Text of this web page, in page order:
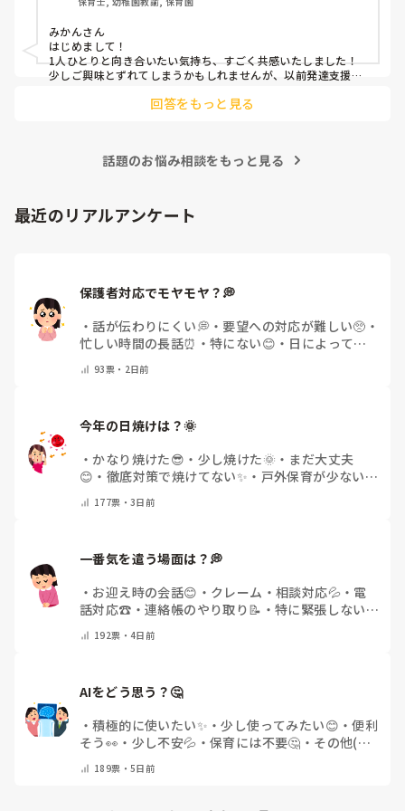
・福利厚生
など、、。
実際働いていている方の声を聞かせていただきたいです！
みかんさん
はじめまして！
1人ひとりと向き合いたい気持ち、すごく共感いたしました！
少しご興味とずれてしまうかもしれませんが、以前発達支援を
そこは集団ではなく個別指導でしたので70分ごとに入れ替わ
が多くなります。
ただ自分でそのお子様の好みの遊びを考えたり発達を促す遊び
時間に応じて社会保険に入れるところもありますね。
固定のご家庭と繋がれると良いと思います。
病児保育なども良いかもしれません。
もし少しでも参考になれば嬉しいです。
回答をもっと見る
話題のお悩み相談をもっと見る
最近のリアルアンケート
保護者対応でモヤモヤ？💭
・話が伝わりにくい💭 ・ 要望への対応が難しい🥺 ・
忙しい時間の長話⏰ ・ 特にない😊 ・ 日によって違
93票・ 2日前
今年の日焼けは？🌞
・ かなり焼けた😎 ・ 少し焼けた🌞 ・ まだ大丈夫
😊 ・ 徹底対策で焼けてない✨ ・ 戸外保育が少ない
177票・3日前
一番気を遣う場面は？💭
・ お迎え時の会話😊 ・ クレーム・相談対応💦 ・ 電
話対応☎️ ・ 連絡帳のやり取り📝 ・ 特に緊張しない
192票・4日前
AIをどう思う？🤔
・積極的に使いたい✨ ・少し使ってみたい😊 ・便利
そう👀 ・ 少し不安💦 ・ 保育には不要🤔 ・ その他(コ
189票・5日前